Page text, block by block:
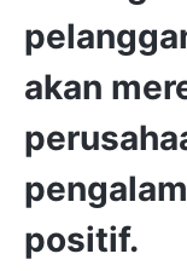
akan
positif.